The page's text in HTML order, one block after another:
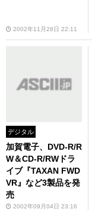
2002年11月28日 22:11
デジタル
加賀電子、DVD-R/R
W＆CD-R/RWドラ
イブ『TAXAN FWD
VR』など3製品を発
売
2002年09月04日 23:16